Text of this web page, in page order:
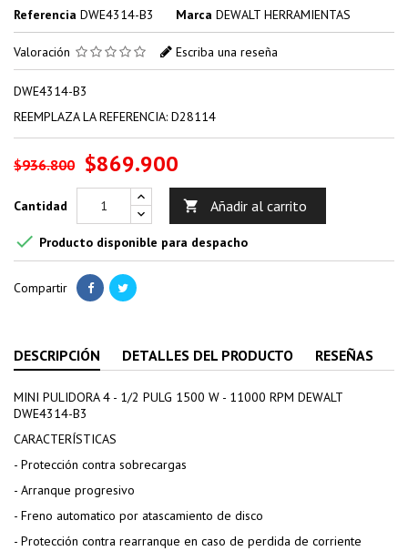
Referencia DWE4314-B3 Marca DEWALT HERRAMIENTAS
Valoración Escriba una reseña
DWE4314-B3
REEMPLAZA LA REFERENCIA: D28114
$936.800 $869.900
Cantidad  Añadir al carrito
 Producto disponible para despacho
Compartir
DESCRIPCIÓN DETALLES DEL PRODUCTO RESEÑAS
MINI PULIDORA 4 - 1/2 PULG 1500 W - 11000 RPM DEWALT
DWE4314-B3
CARACTERÍSTICAS
- Protección contra sobrecargas
- Arranque progresivo
- Freno automatico por atascamiento de disco
- Protección contra rearranque en caso de perdida de corriente